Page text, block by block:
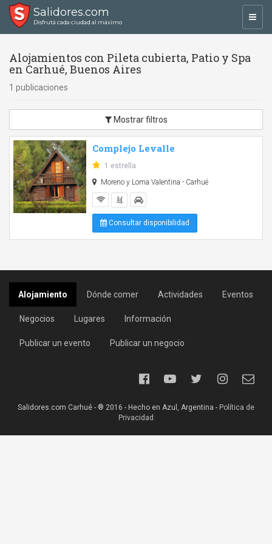
Salidores.com
Disfrutá cada ciudad al máximo
Alojamientos con Pileta cubierta, Patio y Spa
en Carhué, Buenos Aires
1 publicaciones
Mostrar filtros
Complejo Levalle
1 estrella
Moreno y Loma Valentina - Carhué
Consultar disponibilidad
Alojamiento Dónde comer Actividades Eventos
Negocios Lugares Información
Publicar un evento Publicar un negocio
Salidores.com Carhué - ® 2016 - Hecho en Azul, Argentina - Política de
Privacidad